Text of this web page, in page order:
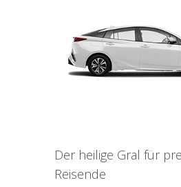
Der heilige Gral für
Reisende